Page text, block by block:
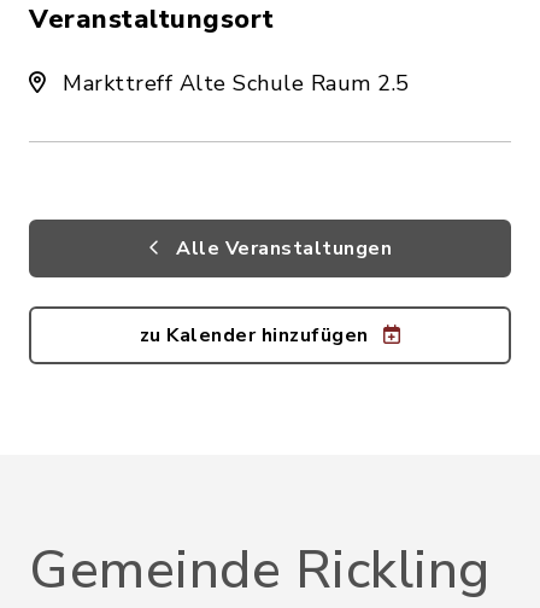
Veranstaltungsort
Markttreff Alte Schule Raum 2.5
Alle Veranstaltungen
zu Kalender hinzufügen
Gemeinde Rickling